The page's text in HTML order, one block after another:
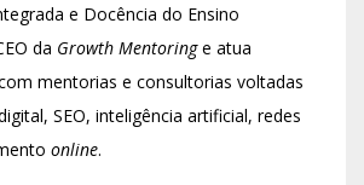
e Docência do Ensino
da Growth Mentoringe atua
mentorias e consultorias voltadas
SEO, inteligência artificial, redes
online.